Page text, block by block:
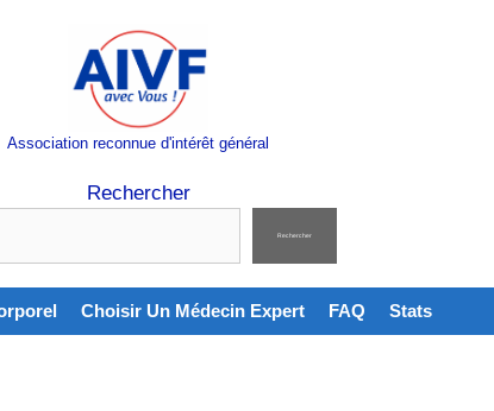
Association reconnue d'intérêt général
Rechercher
Rechercher
Choisir Un Médecin Expert FAQ Stats